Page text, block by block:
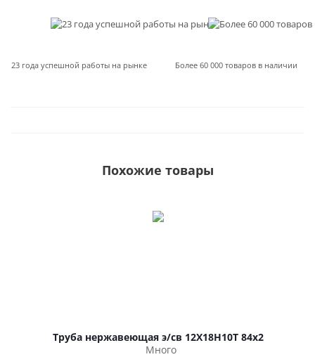
23 года успешной работы на рынке Более 60 000 товаров в наличии
Похожие товары
Труба нержавеющая э/св 12Х18Н10Т 84х2
Много